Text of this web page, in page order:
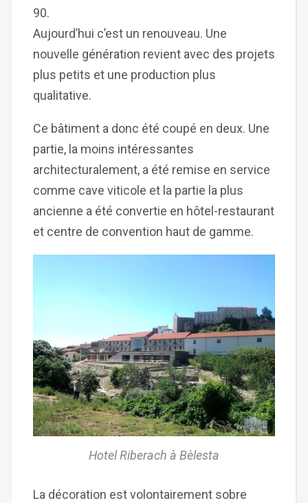
90.
Aujourd’hui c’est un renouveau. Une
nouvelle génération revient avec des projets
plus petits et une production plus
qualitative.
Ce bâtiment a donc été coupé en deux. Une
partie, la moins intéressantes
architecturalement, a été remise en service
comme cave viticole et la partie la plus
ancienne a été convertie en hôtel-restaurant
et centre de convention haut de gamme.
Hotel Riberach à Bèlesta
La décoration est volontairement sobre